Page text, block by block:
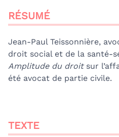
Index
Texte
Notes
Citer cet article
Auteur
RÉSUMÉ
Jean-Paul Teissonnière,
droit social et de la santé-
Amplitude du droitsur
été avocat de partie civile.
TEXTE